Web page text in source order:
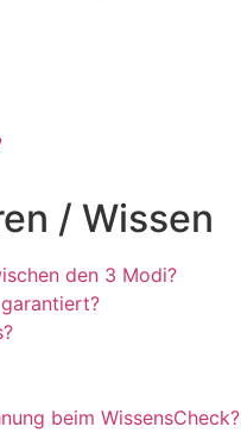
/ Wissen
den 3 Modi?
beim WissensCheck?